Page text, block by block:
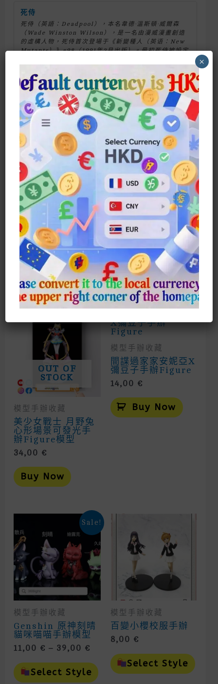
死侍
死侍 （英語：Deadpool），本名韋德·溫斯頓·威爾森
（Wade Winston Wilson），是一名由漫威漫畫創造
的虛構人物， 死侍 首次登場于《新變種人（英语：New
Mutants）》#98（1991年2月出版）。最初死侍被設定
Size: Height About 15-16CM * 5 *
18.5
Material: PVC
Attention To All Deadpool Fans!
Introducing The Deadpool 2 Dirty
Dolls Figures! This Figure Not Only
Can Stand Up But Also Lie Down,
Truly Recreating Deadpool’s Classic
Pose. It’s Fully Posable, Allowing
You To Change Its Posture As You
Wish, Whether It’s Wielding A
Sword Or Striking A Hero’s
Fighting Stance. Get Your Own
Deadpool Figure And Show Off Your
Superhero Charm!
相關商品
OUT OF
STOCK
模型手辦收藏
美少女戰士 月野兔
心形場景可發光手
辦figure模型
34,00 €
Buy Now
模型手辦收藏
間諜過家家安妮亞X
彌豆子手辦figure
14,00 €
Buy Now
Sale!
模型手辦收藏
Genshin 原神刻晴
貓咪喵喵手辦模型
11,00 € – 39,00 €
Range:
11,00 €
Through
Select Style
This
Product
模型手辦收藏
百變小櫻校服手辦
8,00 €
Select Style
Has
×